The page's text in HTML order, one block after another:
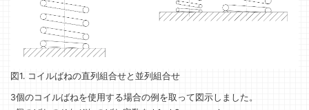
図1. コイルばねの直列組合せと並列組合せ
3個のコイルばねを使用する場合の例を取って図示しました。